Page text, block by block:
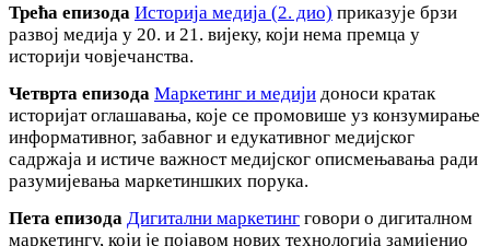
Трећа епизода Историја медија (2. дио) приказује брзи
развој медија у 20. и 21. вијеку, који нема премца у
историји човјечанства.
Четврта епизода Маркетинг и медији доноси кратак
историјат оглашавања, које се промовише уз конзумирање
информативног, забавног и едукативног медијског
садржаја и истиче важност медијског описмењавања ради
разумијевања маркетиншких порука.
Пета епизода Дигитални маркетинг говори о дигиталном
маркетингу, који је појавом нових технологија замијенио